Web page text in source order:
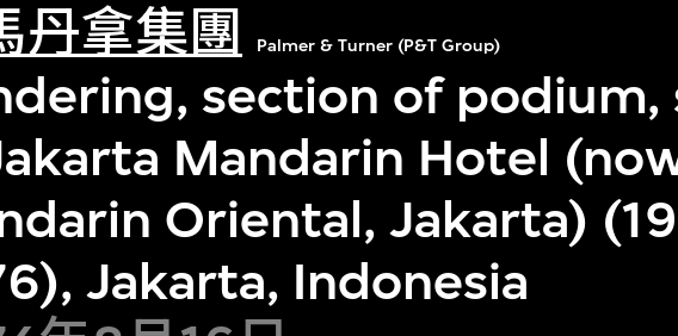
丹拿集團 Palmer & Turner (P&T Group)
section of podium,
Mandarin Hotel
Oriental, Jakarta)
Jakarta, Indonesia